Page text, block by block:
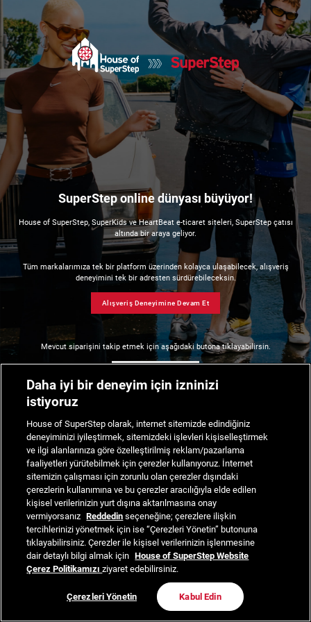
SuperStep online dünyası büyüyor!
House of SuperStep, SuperKids ve HeartBeat e-ticaret siteleri, SuperStep çatısı
altında bir araya geliyor.
Tüm markalarımıza tek bir platform üzerinden kolayca ulaşabilecek, alışveriş
deneyimini tek bir adresten sürdürebileceksin.
Alışveriş Deneyimine Devam Et
Mevcut siparişini takip etmek için aşağıdaki butona tıklayabilirsin.
Daha iyi bir deneyim için izninizi
istiyoruz
House of SuperStep olarak, internet sitemizde edindiğiniz
deneyiminizi iyileştirmek, sitemizdeki işlevleri kişiselleştirmek
ve ilgi alanlarınıza göre özelleştirilmiş reklam/pazarlama
faaliyetleri yürütebilmek için çerezler kullanıyoruz. İnternet
sitemizin çalışması için zorunlu olan çerezler dışındaki
çerezlerin kullanımına ve bu çerezler aracılığıyla elde edilen
kişisel verilerinizin yurt dışına aktarılmasına onay
vermiyorsanız Reddedin seçeneğine; çerezlere ilişkin
tercihlerinizi yönetmek için ise “Çerezleri Yönetin” butonuna
tıklayabilirsiniz. Çerezler ile kişisel verilerinizin işlenmesine
dair detaylı bilgi almak için House of SuperStep Website
Çerez Politikamızıziyaret edebilirsiniz.
Çerezleri Yönetin Kabul Edin